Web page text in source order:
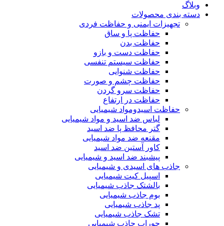
وبلاگ
دسته بندی محصولات
تجهیزات ایمنی و حفاظت فردی
حفاظت پا و ساق
حفاظت بدن
حفاظت دست و بازو
حفاظت سیستم تنفسی
حفاظت شنوایی
حفاظت چشم و صورت
حفاظت سرو گردن
حفاظت در ارتفاع
حفاظت اسیدومواد شیمیایی
لباس ضد اسید و مواد شیمیایی
گتر محافظ پا ضد اسید
مقنعه ضد مواد شیمیایی
کاور آستین ضد اسید
پیشبند ضد اسید و شیمیایی
جاذب های اسیدی و شیمیایی
اسپیل کیت شیمیایی
بالشتک جاذب شیمیایی
بوم جاذب شیمیایی
پد جاذب شیمیایی
تشک جاذب شیمیایی
جوراب جاذب شیمیایی